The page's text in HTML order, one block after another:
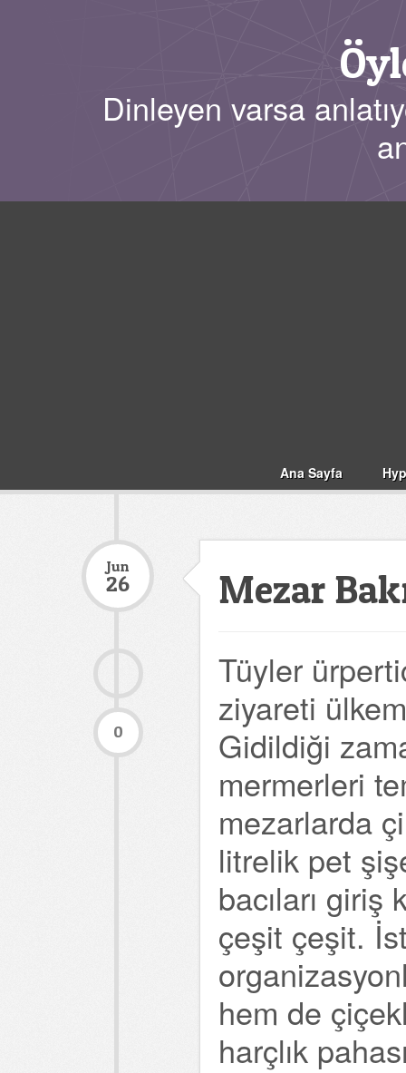
Dinleyen varsa
Ana Sayfa
Mezar
Jun
26
0
Tüyler
ziyareti
Gidildiği
mermerleri
mezarlarda
litrelik pet
bacıları giriş
çeşit çeşit.
hem de
harçlık